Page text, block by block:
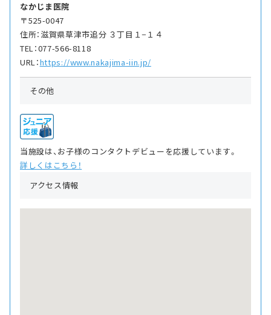
なかじま医院
〒525-0047
住所：滋賀県草津市追分 ３丁目１−１４
TEL：077-566-8118
URL：https://www.nakajima-iin.jp/
その他
当施設は、お子様のコンタクトデビューを応援しています。
詳しくはこちら！
アクセス情報